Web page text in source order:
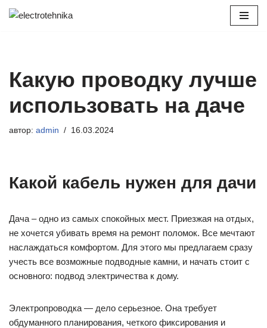
Какую проводку лучше
использовать на даче
автор: admin 16.03.2024
Какой кабель нужен для дачи
Дача – одно из самых спокойных мест. Приезжая на отдых,
не хочется убивать время на ремонт поломок. Все мечтают
наслаждаться комфортом. Для этого мы предлагаем сразу
учесть все возможные подводные камни, и начать стоит с
основного: подвод электричества к дому.
Электропроводка — дело серьезное. Она требует
обдуманного планирования, четкого фиксирования и